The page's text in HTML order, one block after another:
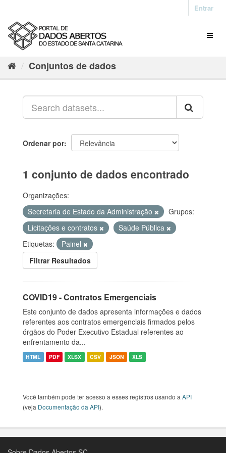
Entrar
Conjuntos de dados
Ordenar por
1 conjunto de dados encontrado
Organizações:
Secretaria de Estado da Administração
Grupos:
Licitações e contratos
Saúde Pública
Etiquetas:
Painel
Filtrar Resultados
COVID19 - Contratos Emergenciais
Este conjunto de dados apresenta informações e dados
referentes aos contratos emergenciais firmados pelos
órgãos do Poder Executivo Estadual referentes ao
enfrentamento da...
HTML PDF XLSX CSV JSON XLS
Você também pode ter acesso a esses registros usando a API
(veja Documentação da API).